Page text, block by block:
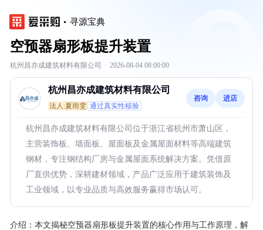
寻源宝典
空预器扇形板提升装置
杭州昌亦成建筑材料有限公司 · 2026-08-04 08:00:00
杭州昌亦成建筑材料有限公司
法人:夏雨雯 通过真实性核验
咨询 进店
杭州昌亦成建筑材料有限公司位于浙江省杭州市萧山区，
主营装饰板、墙面板、屋面板及金属屋面材料等高端建筑
钢材，专注钢结构厂房与金属屋面系统解决方案。凭借原
厂直供优势，深耕建材领域，产品广泛应用于建筑装饰及
工业领域，以专业品质与高效服务赢得市场认可。
介绍： 本文揭秘空预器扇形板提升装置的核心作用与工作原理，解